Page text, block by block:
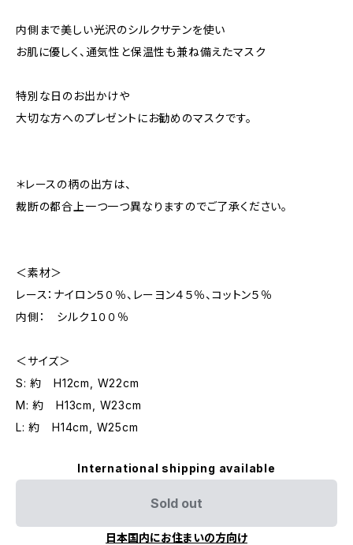
内側まで美しい光沢のシルクサテンを使い
お肌に優しく、通気性と保温性も兼ね備えたマスク
特別な日のお出かけや
大切な方へのプレゼントにお勧めのマスクです。
＊レースの柄の出方は、
裁断の都合上一つ一つ異なりますのでご了承ください。
＜素材＞
レース：ナイロン５０％、レーヨン４５％、コットン５％
内側： シルク１００％
＜サイズ＞
S: 約 H12cm, W22cm
M: 約 H13cm, W23cm
L: 約 H14cm, W25cm
International shipping available
Sold out
日本国内にお住まいの方向け